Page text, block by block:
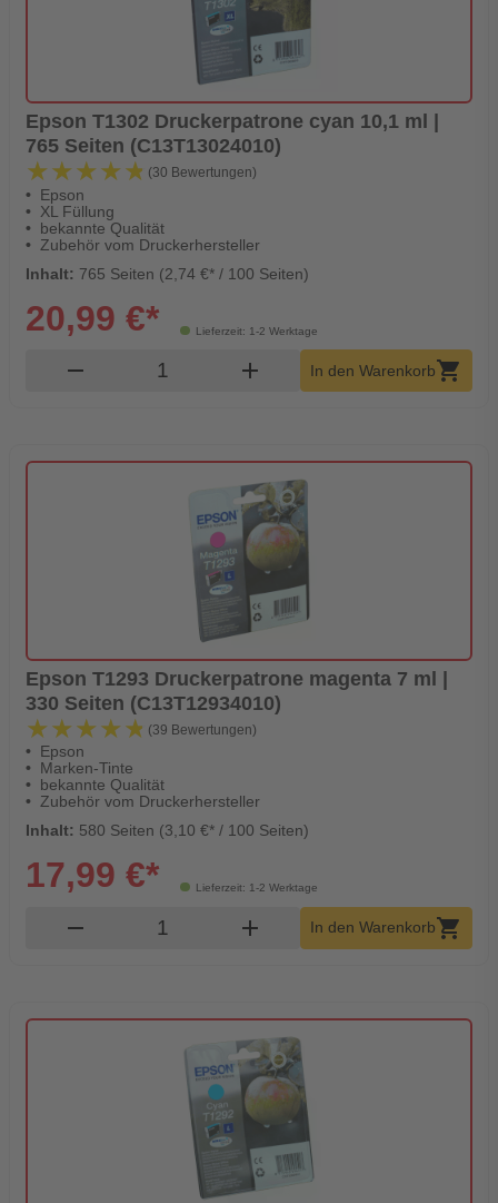
Epson T1302 Druckerpatrone cyan 10,1 ml |
765 Seiten (C13T13024010)
★★★★★
★★★★★ (30 Bewertungen)
Epson
XL Füllung
bekannte Qualität
Zubehör vom Druckerhersteller
Inhalt: 765 Seiten (2,74 €* / 100 Seiten)
Lieferzeit: 1-2 Werktage
20,99 €*
remove Produkt Warenkorb Menge
add In den Warenkorbshopping_cart
Epson T1293 Druckerpatrone magenta 7 ml |
330 Seiten (C13T12934010)
★★★★★
★★★★★ (39 Bewertungen)
Epson
Marken-Tinte
bekannte Qualität
Zubehör vom Druckerhersteller
Inhalt: 580 Seiten (3,10 €* / 100 Seiten)
Lieferzeit: 1-2 Werktage
17,99 €*
remove Produkt Warenkorb Menge
add In den Warenkorbshopping_cart